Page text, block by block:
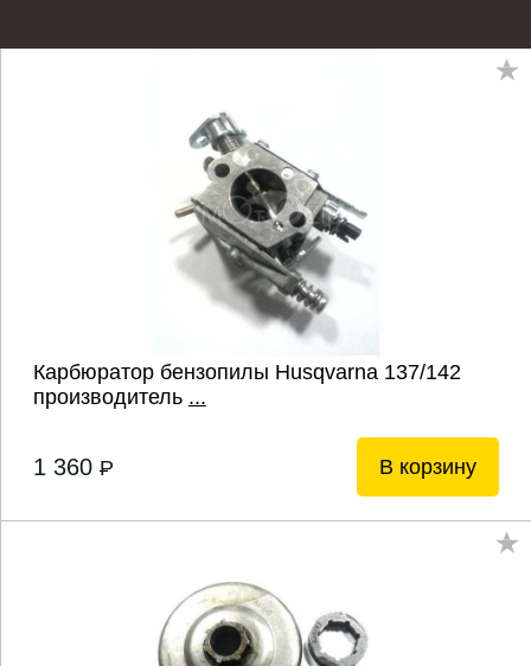
Карбюратор бензопилы Husqvarna 137/142
производитель ...
1 360 P В корзину